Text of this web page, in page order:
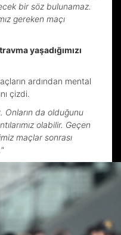
bir söz bulunamaz.
gereken maçı
yaşadığımızı
ardından mental
çizdi.
Onların da olduğunu
olabilir. Geçen
maçlar sonrası